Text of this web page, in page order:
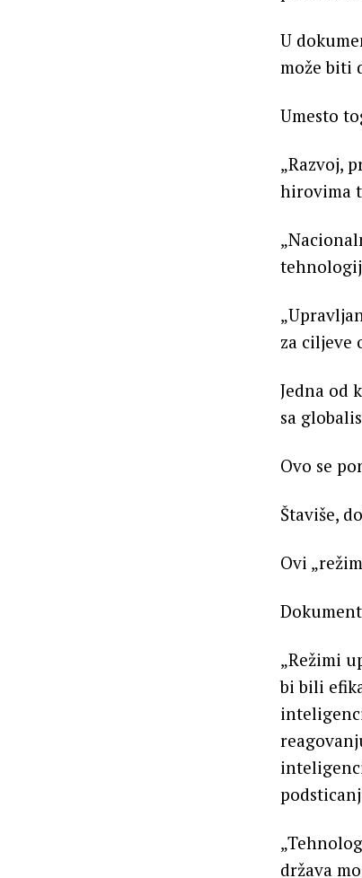
U
može biti
Umesto
„Razvoj,
hirovima
za ciljeve
Jedna od
sa
Ovo se
Štaviše,
Ovi
„Režimi
bi bili
država